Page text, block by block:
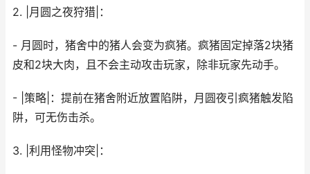
2. |月圆之夜狩猎|：
- 月圆时，猪舍中的猪人会变为疯猪。疯猪固定掉落2块猪
皮和2块大肉，且不会主动攻击玩家，除非玩家先动手。
- |策略|：提前在猪舍附近放置陷阱，月圆夜引疯猪触发陷
阱，可无伤击杀。
3. |利用怪物冲突|：